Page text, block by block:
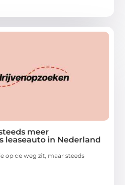
meer
leaseauto in Nederland
op de weg zit, maar steeds